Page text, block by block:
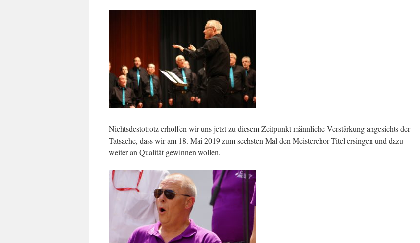
Nichtsdestotrotz erhoffen wir uns jetzt zu diesem Zeitpunkt männliche Verstärkung angesichts der
Tatsache, dass wir am 18. Mai 2019 zum sechsten Mal den Meisterchor-Titel ersingen und dazu
weiter an Qualität gewinnen wollen.